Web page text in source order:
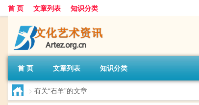
首 页 文章列表 知识分类
首 页 文章列表 知识分类
> 有关“石羊”的文章